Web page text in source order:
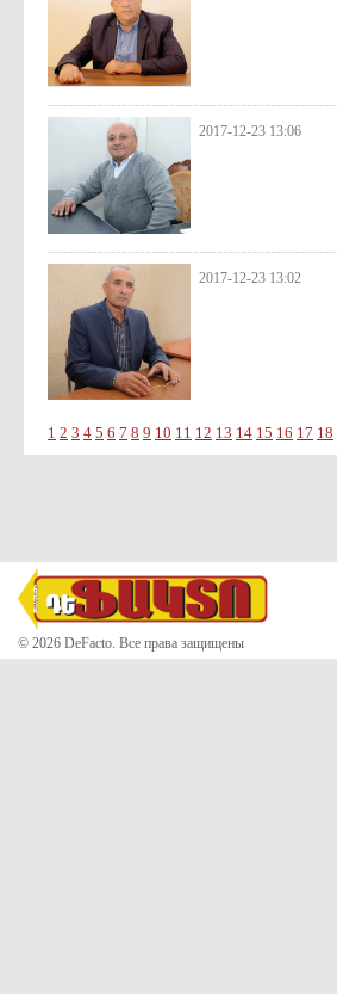
2017-12-23 13:06
2017-12-23 13:02
1 2 3 4 5 6 7 8 9 10 11 12 13 14 15 16 17 18
© 2026 DeFacto. Все права защищены